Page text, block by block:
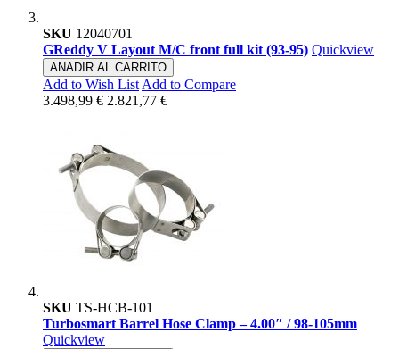
SKU 12040701
GReddy V Layout M/C front full kit (93-95) Quickview
ANADIR AL CARRITO
Add to Wish List Add to Compare
3.498,99 € 2.821,77 €
SKU TS-HCB-101
Turbosmart Barrel Hose Clamp – 4.00″ / 98-105mm
Quickview